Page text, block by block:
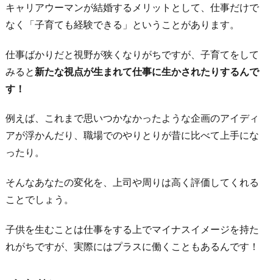
キャリアウーマンが結婚するメリットとして、仕事だけで
なく「子育ても経験できる」ということがあります。
仕事ばかりだと視野が狭くなりがちですが、子育てをして
みると 新たな視点が生まれて仕事に生かされたりするんで
す！
例えば、これまで思いつかなかったような企画のアイディ
アが浮かんだり、職場でのやりとりが昔に比べて上手にな
ったり。
そんなあなたの変化を、上司や周りは高く評価してくれる
ことでしょう。
子供を生むことは仕事をする上でマイナスイメージを持た
れがちですが、実際にはプラスに働くこともあるんです！